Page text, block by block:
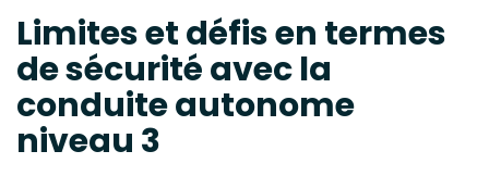
Limites et défis en termes
de sécurité avec la
conduite autonome
niveau 3